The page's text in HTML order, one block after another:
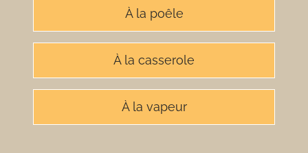
À la poêle
À la casserole
À la vapeur